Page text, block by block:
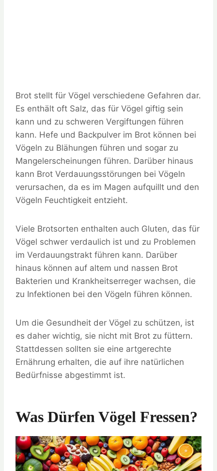
Brot stellt für Vögel verschiedene Gefahren dar.
Es enthält oft Salz, das für Vögel giftig sein
kann und zu schweren Vergiftungen führen
kann. Hefe und Backpulver im Brot können bei
Vögeln zu Blähungen führen und sogar zu
Mangelerscheinungen führen. Darüber hinaus
kann Brot Verdauungsstörungen bei Vögeln
verursachen, da es im Magen aufquillt und den
Vögeln Feuchtigkeit entzieht.
Viele Brotsorten enthalten auch Gluten, das für
Vögel schwer verdaulich ist und zu Problemen
im Verdauungstrakt führen kann. Darüber
hinaus können auf altem und nassen Brot
Bakterien und Krankheitserreger wachsen, die
zu Infektionen bei den Vögeln führen können.
Um die Gesundheit der Vögel zu schützen, ist
es daher wichtig, sie nicht mit Brot zu füttern.
Stattdessen sollten sie eine artgerechte
Ernährung erhalten, die auf ihre natürlichen
Bedürfnisse abgestimmt ist.
Was Dürfen Vögel Fressen?